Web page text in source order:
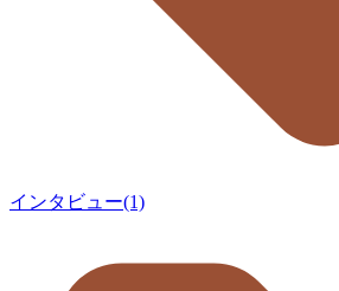
インタビュー(1)